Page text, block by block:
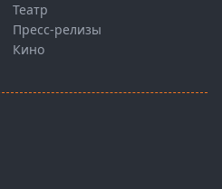
Театр
Пресс-релизы
Кино